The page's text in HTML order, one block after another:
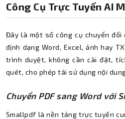
Công Cụ Trực Tuyến AI
Đây là một số công cụ chuyển đổi
định dạng Word, Excel, ảnh hay
trình duyệt, không cần cài đặt,
quét, cho phép tái sử dụng nội
Chuyển PDF sang Word với
Smallpdf là nền tảng trực tuyến